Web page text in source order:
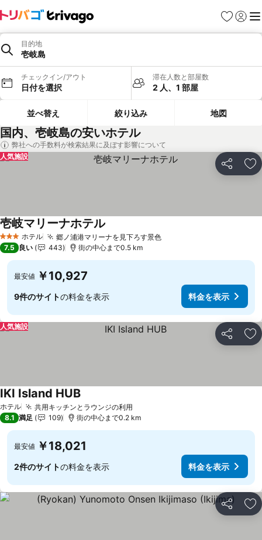
お気に入り
ログイ
メ
目的地
壱岐島
チェックイン/アウト
日付を選択
滞在人数と部屋数
2 人、1 部屋
並べ替え 絞り込み 地図
国内、壱岐島の安いホテル
弊社への手数料が検索結果に及ぼす影響について
シェア お
人気施設
3 ホテルのランク
ホテル 郷ノ浦港マリーナを見下ろす景色料金を表示
壱岐マリーナホテル
7.5 良い 443 街の中心まで0.5 km
最安値 ￥10,927
9件のサイトの料金を表示 料金を表示
シェア お
人気施設
ホテル 共用キッチンとラウンジの利用
IKI Island HUB料金を表示
8.1 満足 109 街の中心まで0.2 km
最安値 ￥18,021
2件のサイトの料金を表示 料金を表示
シェア お